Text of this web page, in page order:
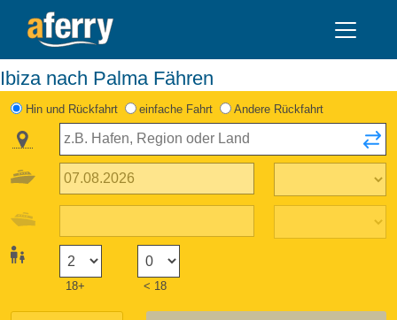
Ibiza nach Palma Fähren
Hin und Rückfahrt einfache Fahrt Andere Rückfahrt
18+ < 18